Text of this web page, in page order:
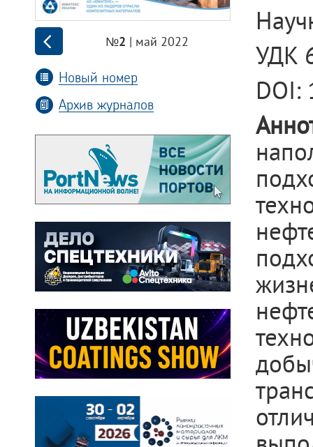
№2 | май 2022
Новый номер
Архив журналов
УДК
DOI: